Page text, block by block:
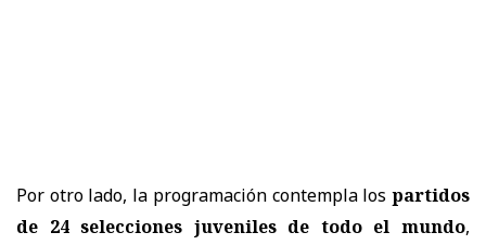
Por otro lado, la programación contempla los partidos
de 24 selecciones juveniles de todo el mundo,